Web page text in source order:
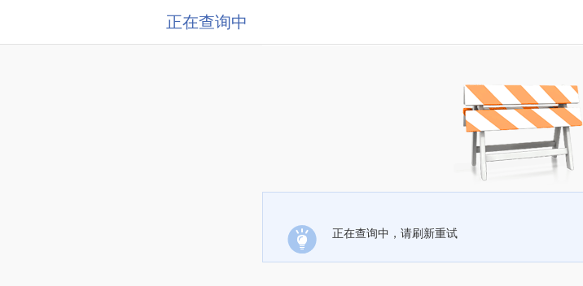
正在查询中
正在查询中，请刷新重试